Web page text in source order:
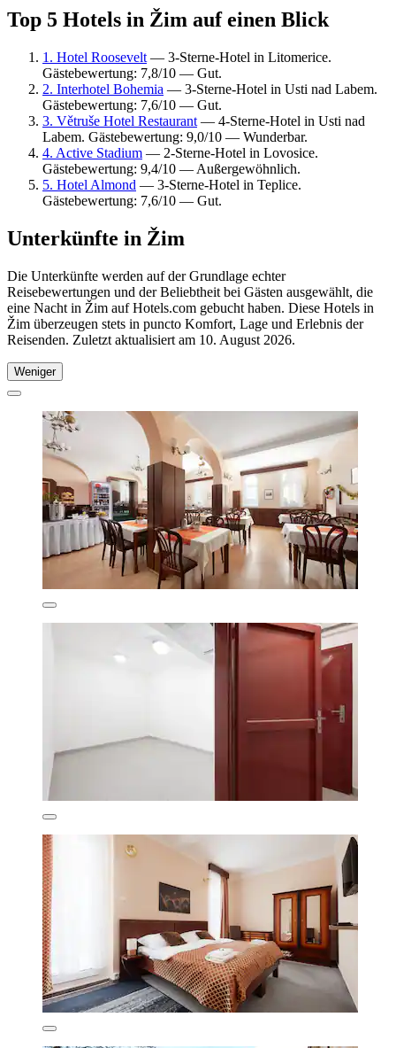
Top 5 Hotels in Žim auf einen Blick
1. Hotel Roosevelt — 3-Sterne-Hotel in Litomerice.
Gästebewertung: 7,8/10 — Gut.
2. Interhotel Bohemia — 3-Sterne-Hotel in Usti nad Labem.
Gästebewertung: 7,6/10 — Gut.
3. Větruše Hotel Restaurant — 4-Sterne-Hotel in Usti nad
Labem. Gästebewertung: 9,0/10 — Wunderbar.
4. Active Stadium — 2-Sterne-Hotel in Lovosice.
Gästebewertung: 9,4/10 — Außergewöhnlich.
5. Hotel Almond — 3-Sterne-Hotel in Teplice.
Gästebewertung: 7,6/10 — Gut.
Unterkünfte in Žim
Die Unterkünfte werden auf der Grundlage echter
Reisebewertungen und der Beliebtheit bei Gästen ausgewählt, die
eine Nacht in Žim auf Hotels.com gebucht haben. Diese Hotels in
Žim überzeugen stets in puncto Komfort, Lage und Erlebnis der
Reisenden. Zuletzt aktualisiert am 10. August 2026.
Weniger